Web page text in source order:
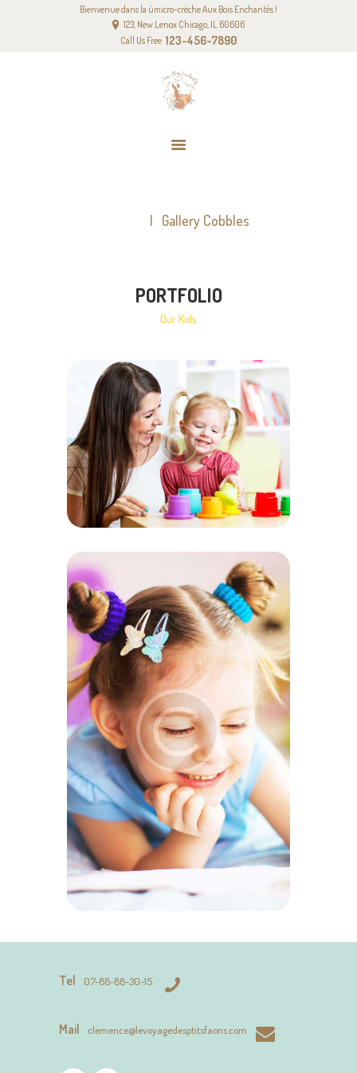
Bienvenue dans la ùmicro-crèche Aux Bois Enchantés !
123, New Lenox Chicago, IL 60606
Call Us Free 123-456-7890
Gallery Cobbles
ACCUEIL
NOTRE PROJET PÉDAGOGIQUE
PORTFOLIO
Our Kids
Tel 07-88-88-30-15
Mail clemence@levoyagedesptitsfaons.com